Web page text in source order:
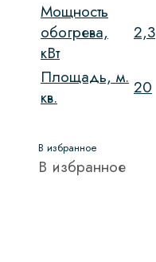
Мощность
обогрева,
кВт
2,3
Площадь, м.
кв.
20
В избранное
В избранное